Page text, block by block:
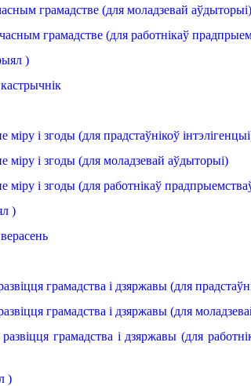
грамадстве (для моладзевай аўдыторыі)
грамадстве (для работнікаў
)
кастрычнік
міру і згоды (для прадстаўнікоў
міру і згоды (для моладзевай аўдыторыі)
міру і згоды (для работнікаў
)
верасень
грамадства і дзяржавы (для
грамадства і дзяржавы (для
развіцця грамадства і дзяржавы (для
)